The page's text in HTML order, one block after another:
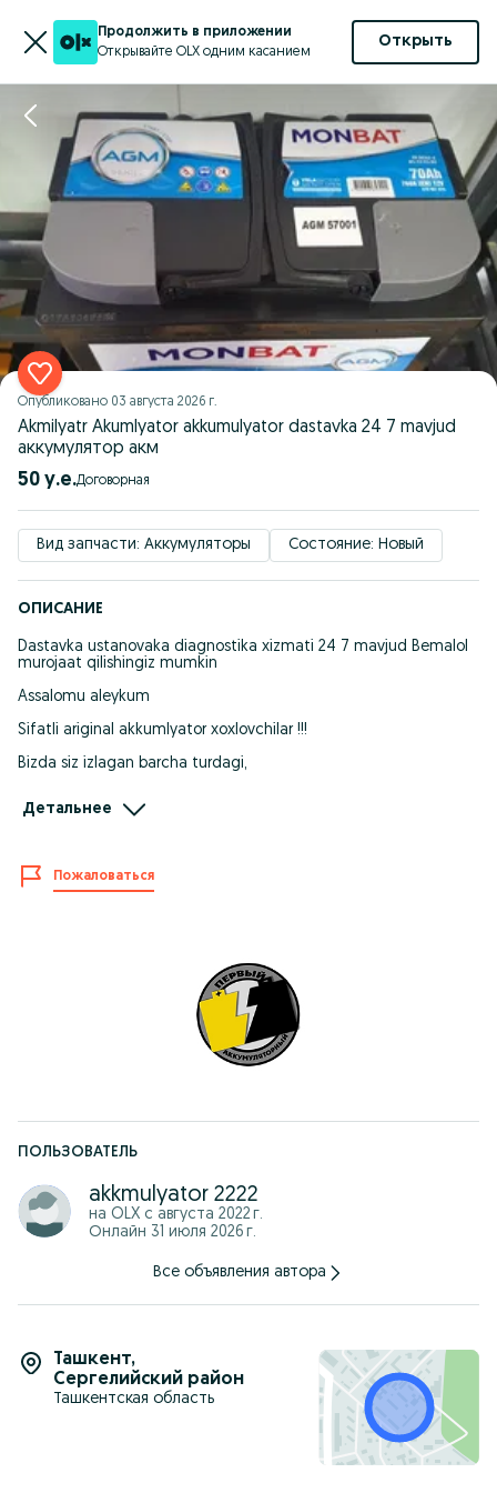
Продолжить в приложении
Открывайте OLX одним касанием
Открыть
Опубликовано 03 августа 2026 г.
Akmilyatr Akumlyator akkumulyator dastavka 24 7 mavjud
аккумулятор акм
50 у.е. Договорная
Вид запчасти: Аккумуляторы Состояние: Новый
ОПИСАНИЕ
Dastavka ustanovaka diagnostika xizmati 24 7 mavjud Bemalol
murojaat qilishingiz mumkin
Assalomu aleykum
Sifatli ariginal akkumlyator xoxlovchilar !!!
Bizda siz izlagan barcha turdagi,
Eng muhimi Halol savdo borini aytib sotamiz
Тем, кто хочет качественный оригинальный аккумулятор!!! У
нас есть все типы, которые вы ищете, Легкие и грузовые
автомобили и имеется широкий ассортимент спецтехники и
солнечных батарей Самое главное, что мы продаем товары
Халяль. Вы можете получить беспроцентную халяль насиа
без процентов. Оставшуюся информацию можно получить
Детальнее
Пожаловаться
ПОЛЬЗОВАТЕЛЬ
akkmulyator 2222
на OLX с августа 2022 г.
Онлайн 31 июля 2026 г.
Все объявления автора
Ташкент,
Сергелийский район
Ташкентская область